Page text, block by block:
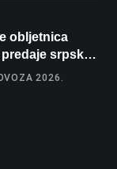
obljetnica
srpske
Petru
2026.